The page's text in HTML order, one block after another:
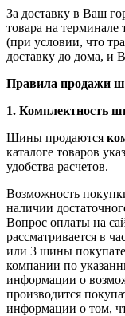
За доставку в Ваш
товара на
(при условии, что
доставку до дома, и
Правила продажи
1. Комплектность
Шины продаются
каталоге товаров
удобства расчетов.
Возможность
наличии
Вопрос оплаты на
рассматривается в
или 3 шины
компании по
информации о
производится
информации о том,